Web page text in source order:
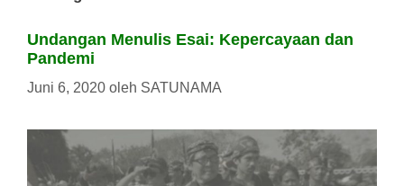
Undangan Menulis Esai: Kepercayaan dan
Pandemi
Juni 6, 2020 oleh SATUNAMA